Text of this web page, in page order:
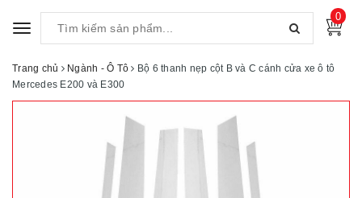
Toggle
0
Trang chủ Ngành - Ô Tô
Bộ 6 thanh nẹp cột B và C cánh cửa xe ô tô
Mercedes E200 và E300